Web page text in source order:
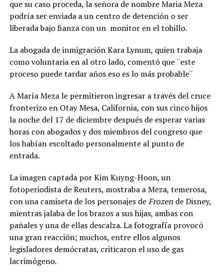
que su caso proceda, la señora de nombre Maria Meza
podría ser enviada a un centro de detención o ser
liberada bajo fianza con un monitor en el tobillo.
La abogada de inmigración Kara Lynum, quien trabaja
como voluntaria en al otro lado, comentó que ¨este
proceso puede tardar años eso es lo más probable¨
A María Meza le permitieron ingresar a través del cruce
fronterizo en Otay Mesa, California, con sus cinco hijos
la noche del 17 de diciembre después de esperar varias
horas con abogados y dos miembros del congreso que
los habían escoltado personalmente al punto de
entrada.
La imagen captada por Kim Kuyng-Hoon, un
fotoperiodista de Reuters, mostraba a Meza, temerosa,
con una camiseta de los personajes deFrozende Disney,
mientras jalaba de los brazos a sus hijas, ambas con
pañales y una de ellas descalza. La fotografía provocó
una gran reacción; muchos, entre ellos algunos
legisladores demócratas, criticaron el uso de gas
lacrimógeno.